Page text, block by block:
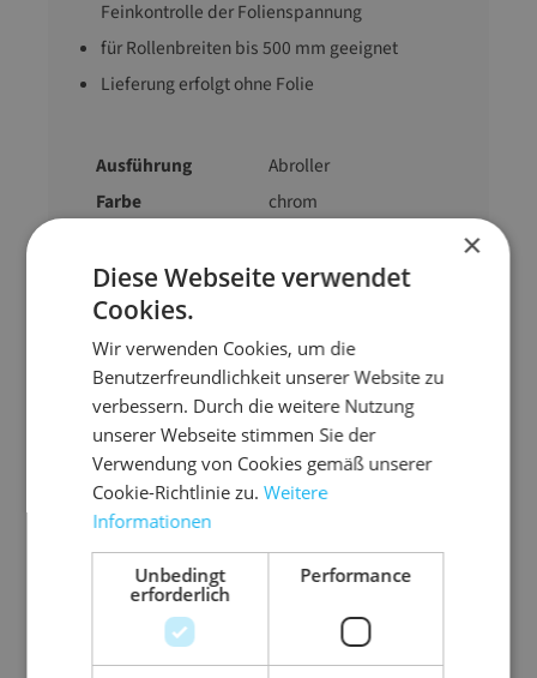
Feinkontrolle der Folienspannung
für Rollenbreiten bis 500 mm geeignet
Lieferung erfolgt ohne Folie
Ausführung
Abroller
Farbe
chrom
cm Breite
Gewicht
Zubehör-Artikel
×
Diese Webseite verwendet
Cookies.
Wir verwenden Cookies, um die
Benutzerfreundlichkeit unserer Website zu
verbessern. Durch die weitere Nutzung
unserer Webseite stimmen Sie der
Verwendung von Cookies gemäß unserer
Cookie-Richtlinie zu.Weitere
Informationen
Unbedingt
erforderlich
Performance